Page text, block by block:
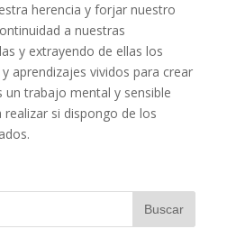
herencia y forjar nuestro
a nuestras
y extrayendo de ellas los
aprendizajes vividos para crear
un trabajo mental y sensible
si dispongo de los